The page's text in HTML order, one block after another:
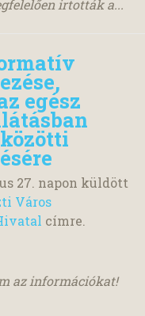
irtották a...
egész
27. napon küldött
Város
címre.
az információkat!